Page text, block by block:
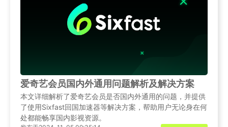
爱奇艺会员国内外通用问题解析及解决方案
本文详细解析了爱奇艺会员是否国内外通用的问题，并提供
了使用Sixfast回国加速器等解决方案，帮助用户无论身在何
处都能畅享国内影视资源。